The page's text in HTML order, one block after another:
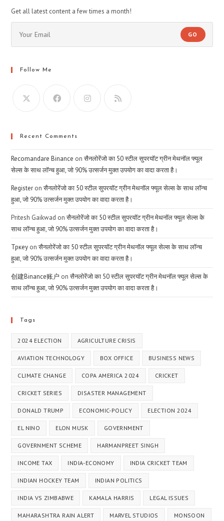
Get all latest content a few times a month!
GO
Follow Me
Recent Comments
Recomandare Binance onसैनलोरेंजो का 50 स्टील सुपरयॉट ग्रीन मेथनॉल फ्यूल
सेल्स के साथ लॉन्च हुआ, जो 90% उत्सर्जन मुक्त उपयोग का वादा करता है।
Register onसैनलोरेंजो का 50 स्टील सुपरयॉट ग्रीन मेथनॉल फ्यूल सेल्स के साथ लॉन्च
हुआ, जो 90% उत्सर्जन मुक्त उपयोग का वादा करता है।
Pritesh Gaikwad onसैनलोरेंजो का 50 स्टील सुपरयॉट ग्रीन मेथनॉल फ्यूल सेल्स के
साथ लॉन्च हुआ, जो 90% उत्सर्जन मुक्त उपयोग का वादा करता है।
Тркеу onसैनलोरेंजो का 50 स्टील सुपरयॉट ग्रीन मेथनॉल फ्यूल सेल्स के साथ लॉन्च
हुआ, जो 90% उत्सर्जन मुक्त उपयोग का वादा करता है।
创建Binance账户 onसैनलोरेंजो का 50 स्टील सुपरयॉट ग्रीन मेथनॉल फ्यूल सेल्स के
साथ लॉन्च हुआ, जो 90% उत्सर्जन मुक्त उपयोग का वादा करता है।
Tags
2024 ELECTION AGRICULTURE CRISIS
AVIATION TECHNOLOGY BOX OFFICE BUSINESS NEWS
CLIMATE CHANGE COPA AMERICA 2024 CRICKET
CRICKET SERIES DISASTER MANAGEMENT
DONALD TRUMP ECONOMIC-POLICY ELECTION 2024
EL NINO ELON MUSK GOVERNMENT
GOVERNMENT SCHEME HARMANPREET SINGH
INCOME TAX INDIA-ECONOMY INDIA CRICKET TEAM
INDIAN HOCKEY TEAM INDIAN POLITICS
INDIA VS ZIMBABWE KAMALA HARRIS LEGAL ISSUES
MAHARASHTRA RAIN ALERT MARVEL STUDIOS MONSOON